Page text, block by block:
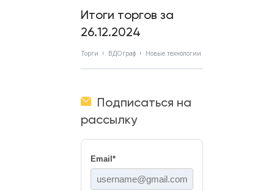
Итоги торгов за
26.12.2024
Торги ВДОграф Новые технологии
Подписаться на
рассылку
Email *